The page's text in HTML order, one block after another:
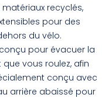
recyclés,
pour des
du vélo.
pour évacuer la
vous roulez, afin
conçu avec
arrière abaissé pour